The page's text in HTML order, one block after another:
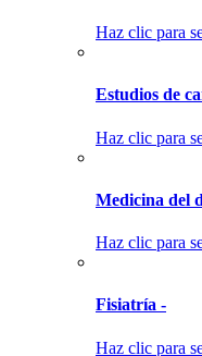
Haz clic para
Estudios de
Haz clic para
Medicina del
Haz clic para
Fisiatría -
Haz clic para